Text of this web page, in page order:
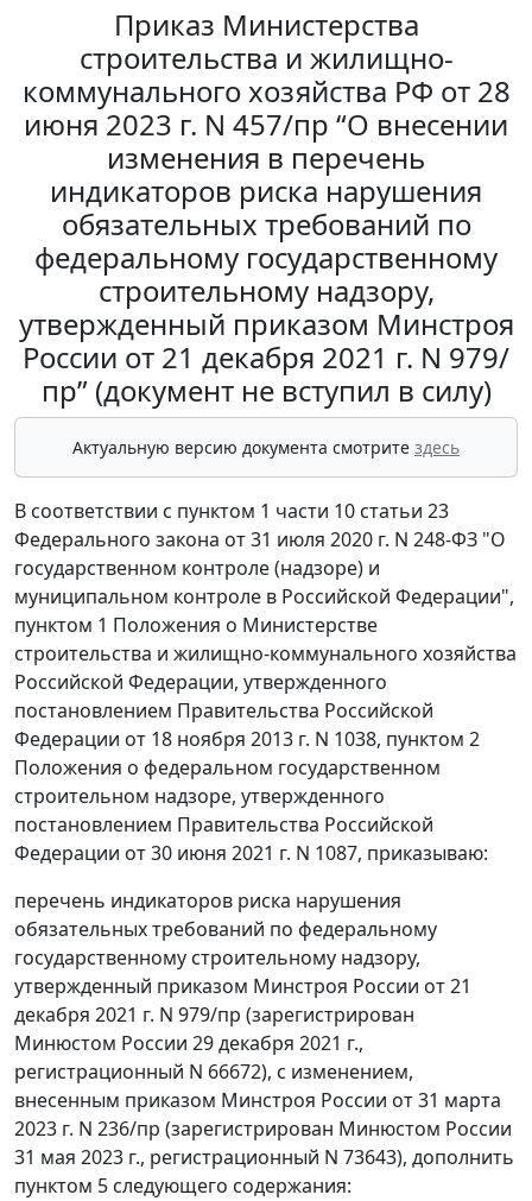
Приказ Министерства
строительства и жилищно-
коммунального хозяйства РФ от 28
июня 2023 г. N 457/пр “О внесении
изменения в перечень
индикаторов риска нарушения
обязательных требований по
федеральному государственному
строительному надзору,
утвержденный приказом Минстроя
России от 21 декабря 2021 г. N 979/
пр” (документ не вступил в силу)
Актуальную версию документа смотрите здесь
В соответствии с пунктом 1 части 10 статьи 23
Федерального закона от 31 июля 2020 г. N 248-ФЗ "О
государственном контроле (надзоре) и
муниципальном контроле в Российской Федерации",
пунктом 1 Положения о Министерстве
строительства и жилищно-коммунального хозяйства
Российской Федерации, утвержденного
постановлением Правительства Российской
Федерации от 18 ноября 2013 г. N 1038, пунктом 2
Положения о федеральном государственном
строительном надзоре, утвержденного
постановлением Правительства Российской
Федерации от 30 июня 2021 г. N 1087, приказываю:
перечень индикаторов риска нарушения
обязательных требований по федеральному
государственному строительному надзору,
утвержденный приказом Минстроя России от 21
декабря 2021 г. N 979/пр (зарегистрирован
Минюстом России 29 декабря 2021 г.,
регистрационный N 66672), с изменением,
внесенным приказом Минстроя России от 31 марта
2023 г. N 236/пр (зарегистрирован Минюстом России
31 мая 2023 г., регистрационный N 73643), дополнить
пунктом 5 следующего содержания: